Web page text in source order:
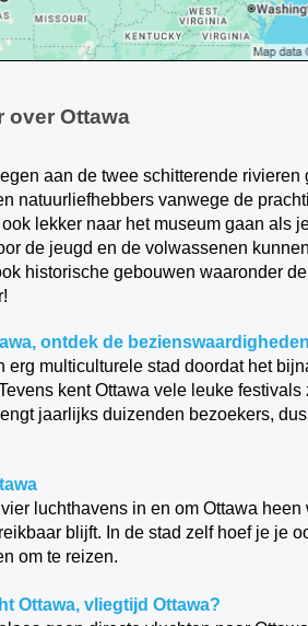
over Ottawa
aan de twee schitterende
natuurliefhebbers vanwege de
lekker naar het museum gaan als
de jeugd en de volwassenen
historische gebouwen waaronder
ontdek de bezienswaardigheden
erg multiculturele stad doordat het
kent Ottawa vele leuke
jaarlijks duizenden bezoekers,
luchthavens in en om Ottawa
blijft. In de stad zelf hoef je je
om te reizen.
Ottawa, vliegtijd Ottawa?